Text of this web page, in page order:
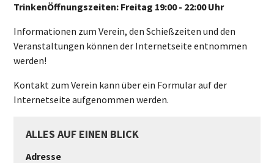
TrinkenÖffnungszeiten: Freitag 19:00 - 22:00 Uhr
Informationen zum Verein, den Schießzeiten und den
Veranstaltungen können der Internetseite entnommen
werden!
Kontakt zum Verein kann über ein Formular auf der
Internetseite aufgenommen werden.
ALLES AUF EINEN BLICK
Adresse